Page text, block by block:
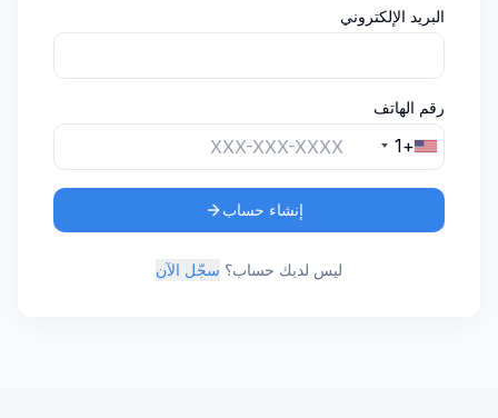
البريد الإلكتروني
رقم الهاتف
+1
إنشاء حساب
ليس لديك حساب؟ سجّل الآن